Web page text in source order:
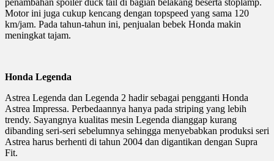
Motor ini juga cukup kencang dengan topspeed yang sama 120
km/jam. Pada tahun-tahun ini, penjualan bebek Honda makin
meningkat tajam.
Honda Legenda
Astrea Legenda dan Legenda 2 hadir sebagai pengganti Honda
Astrea Impressa. Perbedaannya hanya pada striping yang lebih
trendy. Sayangnya kualitas mesin Legenda dianggap kurang
dibanding seri-seri sebelumnya sehingga menyebabkan produksi seri
Astrea harus berhenti di tahun 2004 dan digantikan dengan Supra
Fit.